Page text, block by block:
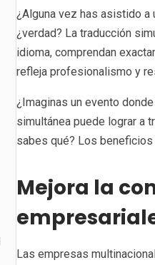
¿Alguna vez has asistido a
¿verdad? La traducción
idioma, comprendan
refleja profesionalismo y
¿Imaginas un evento
simultánea puede lograr a
sabes qué? Los beneficios
Mejora la
Las empresas